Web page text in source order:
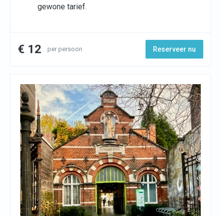
gewone tarief.
€ 12 per persoon Reserveer nu